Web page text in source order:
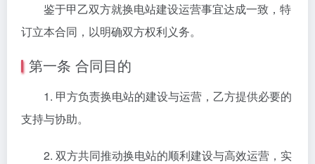
鉴于甲乙双方就换电站建设运营事宜达成一致，特
订立本合同，以明确双方权利义务。
第一条 合同目的
1. 甲方负责换电站的建设与运营，乙方提供必要的
支持与协助。
2. 双方共同推动换电站的顺利建设与高效运营，实